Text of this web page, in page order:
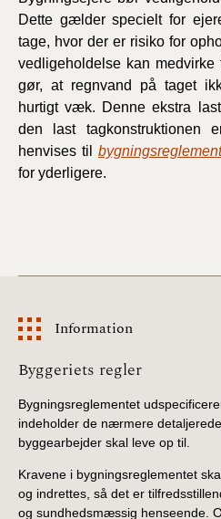
Dette gælder specielt for
tage, hvor der er risiko for
vedligeholdelse kan
gør, at regnvand på taget
hurtigt væk. Denne ekstra
den last tagkonstruktionen
henvises til
for yderligere.
Information
Information
Byggeriets regler
Bygningsreglementet
indeholder de nærmere
byggearbejder skal leve op til.
Kravene i bygningsreglementet
og indrettes, så det er
og sundhedsmæssig henseende.